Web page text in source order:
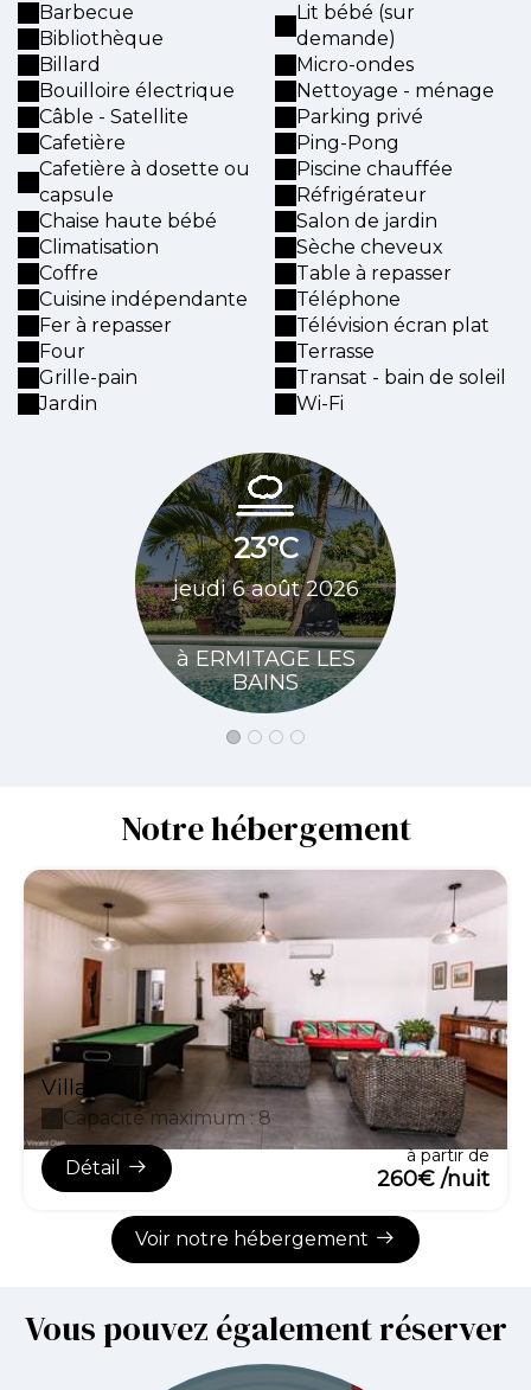
Barbecue
Bibliothèque
Billard
Bouilloire électrique
Câble - Satellite
Cafetière
Cafetière à dosette ou
capsule
Chaise haute bébé
Climatisation
Coffre
Cuisine indépendante
Fer à repasser
Four
Grille-pain
Jardin
Lit bébé (sur
demande)
Micro-ondes
Nettoyage - ménage
Parking privé
Ping-Pong
Piscine chauffée
Réfrigérateur
Salon de jardin
Sèche cheveux
Table à repasser
Téléphone
Télévision écran plat
Terrasse
Transat - bain de soleil
Wi-Fi
23°C
jeudi 6 août 2026
à ERMITAGE LES
BAINS
Notre hébergement
Villa
Capacité maximum : 8
Détail
à partir de
260€ /nuit
Voir notre hébergement
Vous pouvez également réserver